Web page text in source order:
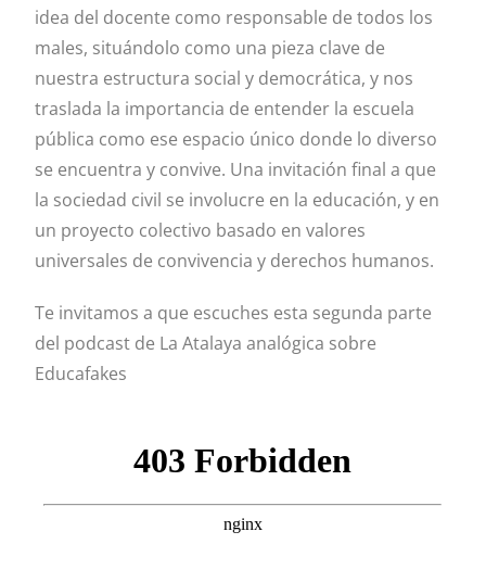
idea del docente como responsable de todos los
males, situándolo como una pieza clave de
nuestra estructura social y democrática, y nos
traslada la importancia de entender la escuela
pública como ese espacio único donde lo diverso
se encuentra y convive. Una invitación final a que
la sociedad civil se involucre en la educación, y en
un proyecto colectivo basado en valores
universales de convivencia y derechos humanos.
Te invitamos a que escuches esta segunda parte
del podcast de La Atalaya analógica sobre
Educafakes